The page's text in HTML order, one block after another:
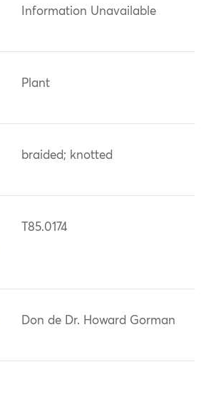
Information Unavailable
Plant
braided; knotted
T85.0174
Don de Dr. Howard Gorman